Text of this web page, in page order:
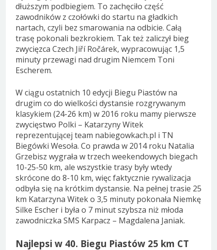
dłuższym podbiegiem. To zachęciło część
zawodników z czołówki do startu na gładkich
nartach, czyli bez smarowania na odbicie. Całą
trasę pokonali bezkrokiem. Tak też zaliczył bieg
zwycięzca Czech Jiří Ročárek, wypracowując 1,5
minuty przewagi nad drugim Niemcem Toni
Escherem.
W ciągu ostatnich 10 edycji Biegu Piastów na
drugim co do wielkości dystansie rozgrywanym
klasykiem (24-26 km) w 2016 roku mamy pierwsze
zwycięstwo Polki – Katarzyny Witek
reprezentującej team nabiegowkach.pl i TN
Biegówki Wesoła. Co prawda w 2014 roku Natalia
Grzebisz wygrała w trzech weekendowych biegach
10-25-50 km, ale wszystkie trasy były wtedy
skrócone do 8-10 km, więc faktycznie rywalizacja
odbyła się na krótkim dystansie. Na pełnej trasie 25
km Katarzyna Witek o 3,5 minuty pokonała Niemkę
Silke Escher i była o 7 minut szybsza niż młoda
zawodniczka SMS Karpacz – Magdalena Janiak.
Najlepsi w 40. Biegu Piastów 25 km CT